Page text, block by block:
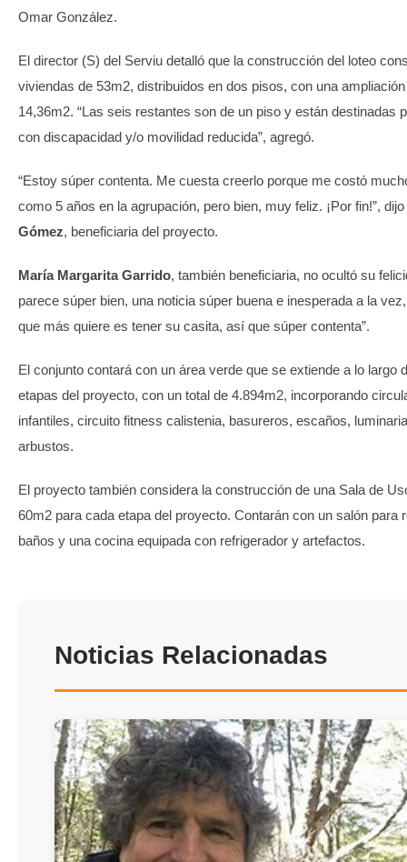
Omar González.
El director (S) del Serviu detalló que la construcción del loteo
viviendas de 53m2, distribuidos en dos pisos, con una
14,36m2. “Las seis restantes son de un piso y están destinadas
con discapacidad y/o movilidad reducida”, agregó.
“Estoy súper contenta. Me cuesta creerlo porque me costó
como 5 años en la agrupación, pero bien, muy feliz. ¡Por fin!”, dijo
Gómez, beneficiaria del proyecto.
María Margarita Garrido, también beneficiaria, no ocultó su
parece súper bien, una noticia súper buena e inesperada a la
que más quiere es tener su casita, así que súper contenta”.
El conjunto contará con un área verde que se extiende a lo largo
etapas del proyecto, con un total de 4.894m2, incorporando
infantiles, circuito fitness calistenia, basureros, escaños,
arbustos.
El proyecto también considera la construcción de una Sala de
60m2 para cada etapa del proyecto. Contarán con un salón para
baños y una cocina equipada con refrigerador y artefactos.
Noticias Relacionadas